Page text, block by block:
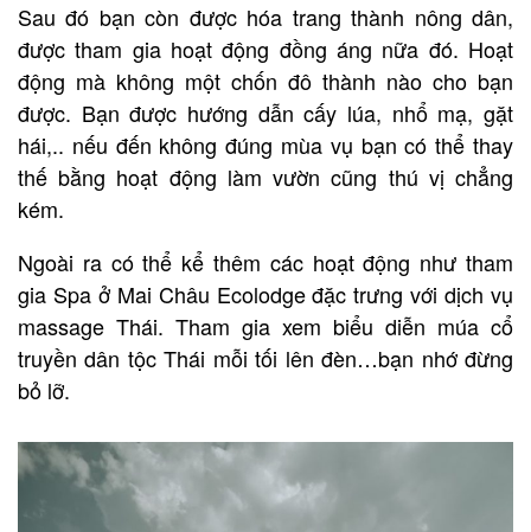
Sau đó bạn còn được hóa trang thành nông dân,
được tham gia hoạt động đồng áng nữa đó. Hoạt
động mà không một chốn đô thành nào cho bạn
được. Bạn được hướng dẫn cấy lúa, nhổ mạ, gặt
hái,.. nếu đến không đúng mùa vụ bạn có thể thay
thế bằng hoạt động làm vườn cũng thú vị chẳng
kém.
Ngoài ra có thể kể thêm các hoạt động như tham
gia Spa ở Mai Châu Ecolodge đặc trưng với dịch vụ
massage Thái. Tham gia xem biểu diễn múa cổ
truyền dân tộc Thái mỗi tối lên đèn…bạn nhớ đừng
bỏ lỡ.